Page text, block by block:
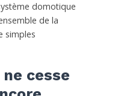
domotique
de la
simples
cesse